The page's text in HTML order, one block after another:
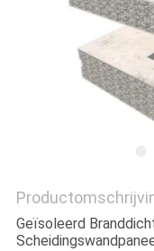
Geïsoleerd